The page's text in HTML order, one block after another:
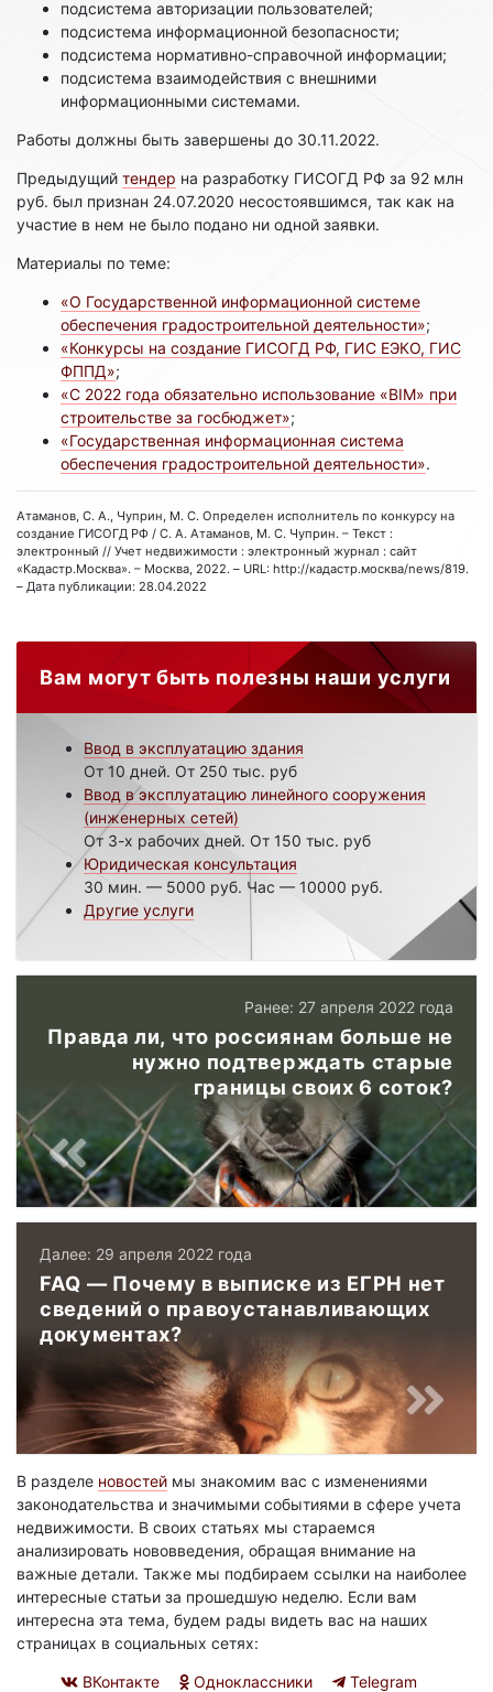
подсистема авторизации пользователей;
подсистема информационной безопасности;
подсистема нормативно-справочной информации;
подсистема взаимодействия с внешними
информационными системами.
Работы должны быть завершены до 30.11.2022.
Предыдущий тендер на разработку ГИСОГД РФ за 92 млн
руб. был признан 24.07.2020 несостоявшимся, так как на
участие в нем не было подано ни одной заявки.
Материалы по теме:
«О Государственной информационной системе
обеспечения градостроительной деятельности»;
«Конкурсы на создание ГИСОГД РФ, ГИС ЕЭКО, ГИС
ФППД»;
«C 2022 года обязательно использование «BIM» при
строительстве за госбюджет»;
«Государственная информационная система
обеспечения градостроительной деятельности».
Атаманов, С. А., Чуприн, М. С. Определен исполнитель по конкурсу на
создание ГИСОГД РФ / С. А. Атаманов, М. С. Чуприн. – Текст :
электронный // Учет недвижимости : электронный журнал : сайт
«Кадастр.Москва». – Москва, 2022. – URL: http://кадастр.москва/news/819.
– Дата публикации: 28.04.2022
Вам могут быть полезны наши услуги
Ввод в эксплуатацию здания
От 10 дней. От 250 тыс. руб
Ввод в эксплуатацию линейного сооружения
(инженерных сетей)
От 3-х рабочих дней. От 150 тыс. руб
Юридическая консультация
30 мин. — 5000 руб. Час — 10000 руб.
Другие услуги
Ранее: 27 апреля 2022 года
Правда ли, что россиянам больше не
нужно подтверждать старые
границы своих 6 соток?
Далее: 29 апреля 2022 года
FAQ — Почему в выписке из ЕГРН нет
сведений о правоустанавливающих
документах?
В разделе новостей мы знакомим вас с изменениями
законодательства и значимыми событиями в сфере учета
недвижимости. В своих статьях мы стараемся
анализировать нововведения, обращая внимание на
важные детали. Также мы подбираем ссылки на наиболее
интересные статьи за прошедшую неделю. Если вам
интересна эта тема, будем рады видеть вас на наших
страницах в социальных сетях:
ВКонтакте Одноклассники Telegram